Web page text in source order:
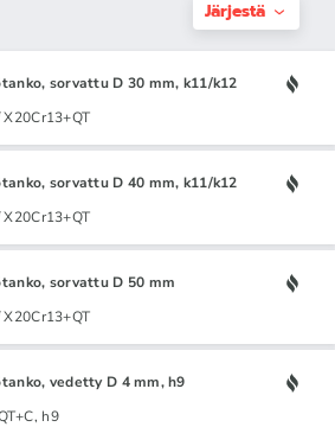
Järjestä
sorvattu D 30 mm, k11/k12
sorvattu D 40 mm, k11/k12
sorvattu D 50 mm
vedetty D 4 mm, h9
h9